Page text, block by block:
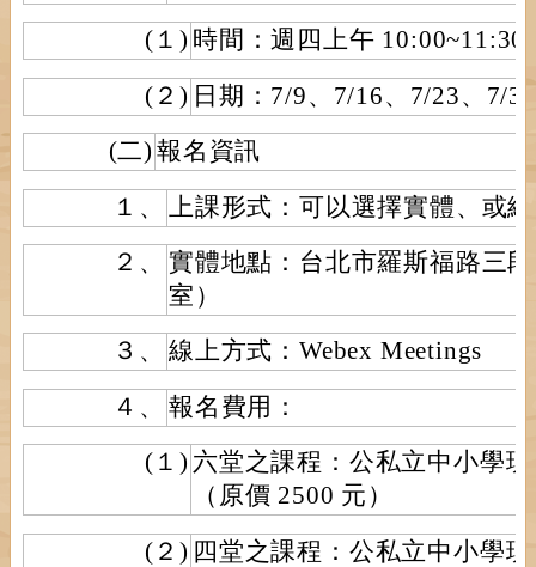
(１) 時間：週四上午 10:00~11:30
(２) 日期：7/9、7/16、7/23、7/
(二) 報名資訊
１、
上課形式：可以選擇實體、或
２、
實體地點：台北市羅斯福路三
室）
３、
線上方式：Webex Meetings
４、
報名費用：
(１) 六堂之課程：公私立中小學
（原價 2500 元）
(２) 四堂之課程：公私立中小學